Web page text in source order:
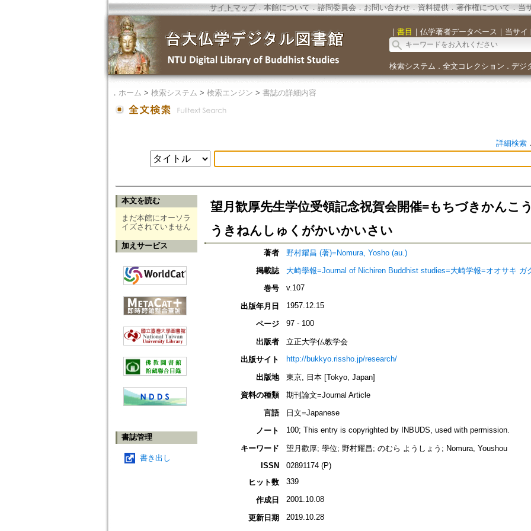
サイトマップ．本館について ． 諮問委員会． お問い合わせ． 資料提供． 著作権について．当
｜ 書目 ｜ 仏学著者データベース ｜ 当サイ
検索システム ． 全文コレクション ． デジ
． ホーム > 検索システム > 検索エンジン > 書誌の詳細内容
詳細検索
本文を読む
まだ本館にオーソラ
イズされていません
加えサービス
書誌管理
書き出し
望月歓厚先生学位受領記念祝賀会開催=もちづきかんこ
うきねんしゅくがかいかいさい
著者
野村耀昌 (著)=Nomura, Yosho (au.)
掲載誌
大崎學報=Journal of Nichiren Buddhist studies=大崎学報=オオサキ ガ
巻号
v.107
出版年月日 1957.12.15
ページ 97 - 100
出版者
立正大学仏教学会
出版サイト
http://bukkyo.rissho.jp/research/
出版地
東京, 日本 [Tokyo, Japan]
資料の種類
期刊論文=Journal Article
言語
日文=Japanese
ノート
100; This entry is copyrighted by INBUDS, used with permission.
キーワード
望月歡厚; 學位; 野村耀昌; のむら ようしょう; Nomura, Youshou
ISSN
02891174 (P)
ヒット数
339
作成日 2001.10.08
更新日期 2019.10.28